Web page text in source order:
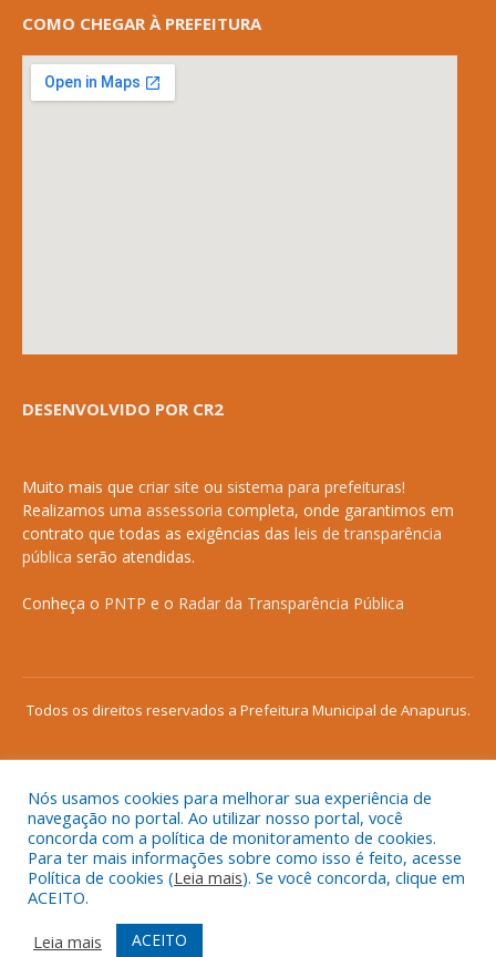
COMO CHEGAR À PREFEITURA
DESENVOLVIDO POR CR2
Muito mais que criar site ou sistema para prefeituras!
Realizamos uma assessoria completa, onde garantimos em
contrato que todas as exigências das leis de transparência
pública serão atendidas.
Conheça o PNTP e o Radar da Transparência Pública
Todos os direitos reservados a Prefeitura Municipal de Anapurus.
Mapa do Site
Acessar Área Administrativa
Acessar o Webmail
Nós usamos cookies para melhorar sua experiência de
navegação no portal. Ao utilizar nosso portal, você
concorda com a política de monitoramento de cookies.
Para ter mais informações sobre como isso é feito, acesse
Política de cookies (Leia mais). Se você concorda, clique em
ACEITO.
Leia mais
ACEITO